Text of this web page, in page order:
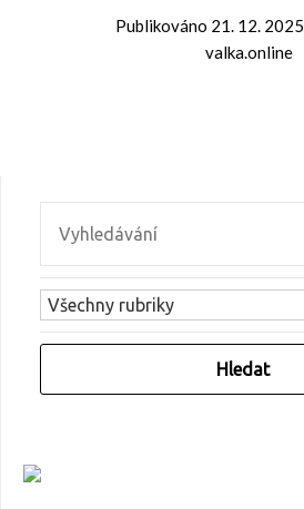
Publikováno 21. 12. 2025
valka.online